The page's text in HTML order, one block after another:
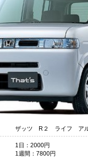
ザッツ R２ ライフ ア
1日：2000円
1週間：7800円